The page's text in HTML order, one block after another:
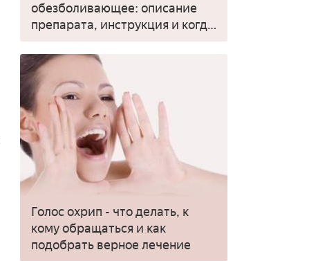
обезболивающее: описание
препарата, инструкция и когда
применять
Голос охрип - что делать, к
кому обращаться и как
подобрать верное лечение